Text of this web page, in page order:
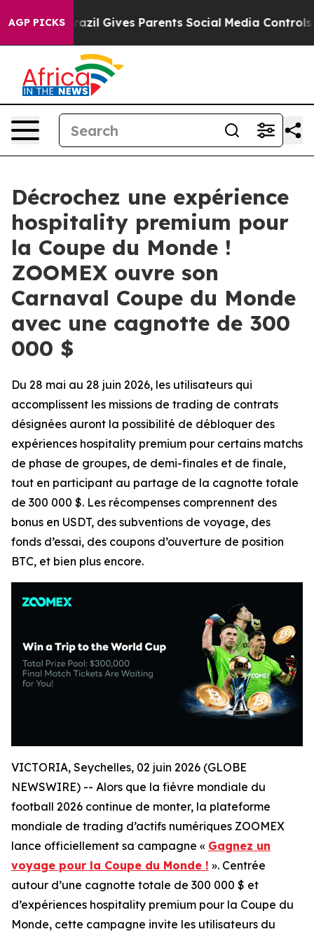
AGP PICKS
Brazil Gives Parents Social Media Controls for
Décrochez une expérience
hospitality premium pour
la Coupe du Monde !
ZOOMEX ouvre son
Carnaval Coupe du Monde
avec une cagnotte de 300
000 $
Du 28 mai au 28 juin 2026, les utilisateurs qui
accomplissent les missions de trading de contrats
désignées auront la possibilité de débloquer des
expériences hospitality premium pour certains matchs
de phase de groupes, de demi-finales et de finale,
tout en participant au partage de la cagnotte totale
de 300 000 $. Les récompenses comprennent des
bonus en USDT, des subventions de voyage, des
fonds d’essai, des coupons d’ouverture de position
BTC, et bien plus encore.
VICTORIA, Seychelles, 02 juin 2026 (GLOBE
NEWSWIRE) -- Alors que la fièvre mondiale du
football 2026 continue de monter, la plateforme
mondiale de trading d’actifs numériques ZOOMEX
lance officiellement sa campagne « Gagnez un
voyage pour la Coupe du Monde ! ». Centrée
autour d’une cagnotte totale de 300 000 $ et
d’expériences hospitality premium pour la Coupe du
Monde, cette campagne invite les utilisateurs du